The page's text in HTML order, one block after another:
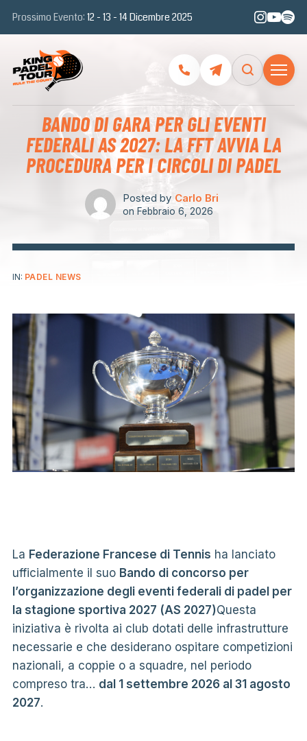
Prossimo Evento: 12 - 13 - 14 Dicembre 2025
BANDO DI GARA PER GLI EVENTI
FEDERALI AS 2027: LA FFT AVVIA LA
PROCEDURA PER I CIRCOLI DI PADEL
Posted by Carlo Bri
on Febbraio 6, 2026
IN: PADEL NEWS
La Federazione Francese di Tennis ha lanciato
ufficialmente il suo Bando di concorso per
l’organizzazione degli eventi federali di padel per
la stagione sportiva 2027 (AS 2027)Questa
iniziativa è rivolta ai club dotati delle infrastrutture
necessarie e che desiderano ospitare competizioni
nazionali, a coppie o a squadre, nel periodo
compreso tra… dal 1 settembre 2026 al 31 agosto
2027.